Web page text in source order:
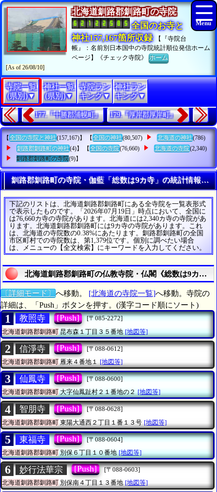
北海道釧路郡釧路町の寺院
全国のお寺と
神社157,167箇所収録
【『寺院台
帳』：名前別日本国中の寺院統計順位発信ホーム
ページ】《チェック寺院》ホーム
[As of 26/08/10]
寺院一覧
(県別)▼
神社一覧
(県別)▼
寺院ラン
キング▼
神社ラン
キング▼
177.『十勝郡浦幌町』 179.『厚岸郡厚岸町』
【 全国の寺院と神社(157,167)】 【 全国の神社(80,507) 北海道の神社(786)
釧路郡釧路町の神社(4)】 【 全国の寺院(76,660) 北海道の寺院(2,340)
釧路郡釧路町の寺院(9)】
釧路郡釧路町の寺院・伽藍「総数は9カ寺」の統計情報一覧
下記のリストは、北海道釧路郡釧路町にある全寺院を一覧表形式
で表示したものです。「2026年07月19日」時点において、全国に
は76,660カ寺の寺院があります。北海道には2,340カ寺の寺院があ
ります。北海道釧路郡釧路町には9カ寺の寺院があります。これ
は、北海道の寺院数の0.38%にあたります。釧路郡釧路町の全国
市区町村での寺院数は、第1,379位です。個別に調べたい場合
は、メニューの【全文検索】にキーワードを入力してください。
北海道釧路郡釧路町の仏教寺院・仏閣《総数は9カ寺》
〔詳細モード〕 へ移動。 [北海道の寺院一覧]へ移動。寺院の
詳細は、「Push」ボタンを押す。(漢字コード順にソート)
1 教照寺 [Push]
[〒085-2272]
北海道釧路郡釧路町昆布森１丁目３５番地 [地図等]
2 信淨寺 [Push]
[〒088-0612]
北海道釧路郡釧路町雁来４番地１ [地図等]
3 仙鳳寺 [Push]
[〒088-0600]
北海道釧路郡釧路町大字仙鳳趾村２１番地の２ [地図等]
4 智朋寺 [Push]
[〒088-0628]
北海道釧路郡釧路町 東陽大通西２丁目１番１３号 [地図等]
5 東福寺 [Push]
[〒088-0604]
北海道釧路郡釧路町別保６丁目１０番地 [地図等]
6 妙行法華宗 [Push]
[〒088-0603]
北海道釧路郡釧路町別保南４丁目１３番地 [地図等]